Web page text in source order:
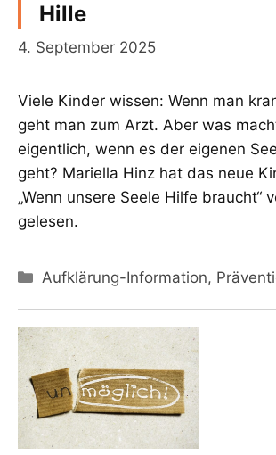
Hille
4. September 2025
Viele Kinder wissen: Wenn man
geht man zum Arzt. Aber was
eigentlich, wenn es der eigenen
geht? Mariella Hinz hat das neue
„Wenn unsere Seele Hilfe braucht“
gelesen.
Kategorien
Aufklärung-Information,